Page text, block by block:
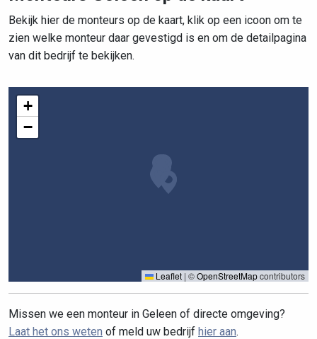
Bekijk hier de monteurs op de kaart, klik op een icoon om te
zien welke monteur daar gevestigd is en om de detailpagina
van dit bedrijf te bekijken.
+
−
Leaflet | ©OpenStreetMapcontributors
Missen we een monteur in Geleen of directe omgeving?
Laat het ons weten of meld uw bedrijf hier aan.